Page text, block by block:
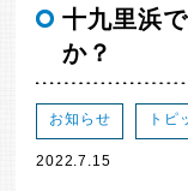
十九里浜
か？
お知らせ トピ
2022.7.15